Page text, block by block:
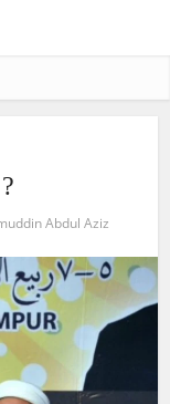
Abdul Aziz